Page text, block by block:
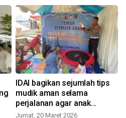
IDAI bagikan sejumlah tips
mudik aman selama
perjalanan agar anak
terhindar dari penyakit
Jumat, 20 Maret 2026